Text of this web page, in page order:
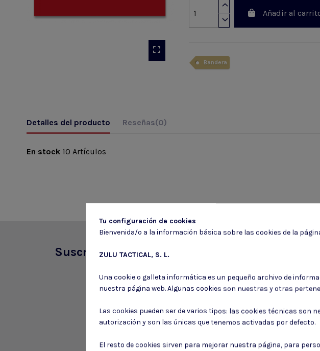
Añadir al
Bandera
Detalles del producto Reseñas(0)
En stock 10 Artículos
Suscríbete a nuestro boletín
Puede darse de baja en
Consiento el uso de mis
Tu configuración de cookies
Bienvenida/o a la información básica sobre las cookies de la
ZULU TACTICAL, S. L.
Una cookie o galleta informática es un pequeño archivo de
nuestra página web. Algunas cookies son nuestras y otras
Las cookies pueden ser de varios tipos: las cookies técnicas son
autorización y son las únicas que tenemos activadas por defecto.
El resto de cookies sirven para mejorar nuestra página, para